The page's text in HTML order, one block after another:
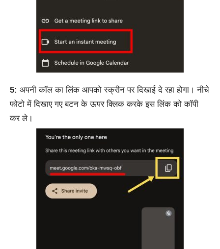
5: अपनी कॉल का लिंक आपको स्क्रीन पर दिखाई दे रहा होगा। नीचे
फोटो में दिखाए गए बटन के ऊपर क्लिक करके इस लिंक को कॉपी
कर ले।